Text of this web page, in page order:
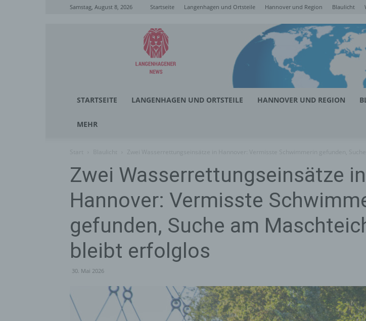
Samstag, August 8, 2026 Startseite Langenhagen und Ortsteile Hannover und Region Blaulicht
Langenhagener
News
STARTSEITE LANGENHAGEN UND ORTSTEILE HANNOVER UND REGION
MEHR
Zwei Wasserrettungseinsätze in
Hannover: Vermisste
gefunden, Suche am
bleibt erfolglos
30. Mai 2026